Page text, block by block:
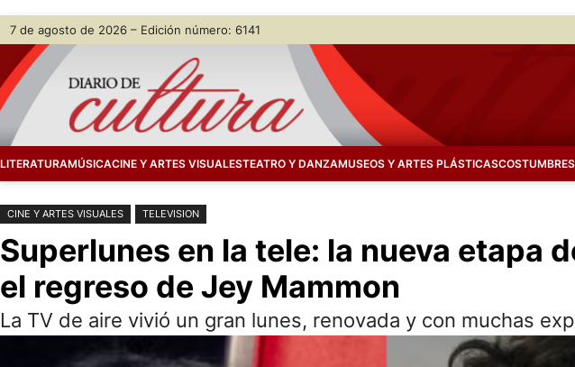
Saltar
contenido
Skip
content
7 de agosto de 2026 – Edición número: 6141
LITERATURAMÚSICACINE Y ARTES VISUALESTEATRO Y DANZAMUSEOS Y ARTES PLÁSTICAS
CINE Y ARTES VISUALES TELEVISION
Superlunes en la tele: la nueva etapa
el regreso de Jey Mammon
La TV de aire vivió un gran lunes, renovada y con muchas